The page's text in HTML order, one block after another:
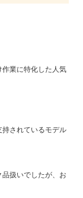
作業に特化した人気
されているモデル
扱いでしたが、お